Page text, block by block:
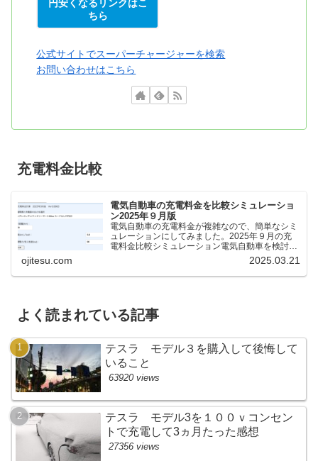
円安くなるリンクはこ
ちら
公式サイトでスーパーチャージャーを検索
お問い合わせはこちら
充電料金比較
電気自動車の充電料金を比較シミュレーショ
ン2025年９月版
電気自動車の充電料金が複雑なので、簡単なシミ
ュレーションにしてみました。2025年９月の充
電料金比較シミュレーション電気自動車を検討し
ているけれど、どの充電器が料金が安いのか、時
間がどれくらいかかるのかを比較したいが、よく
わからないと思いま...
ojitesu.com 2025.03.21
よく読まれている記事
テスラ モデル３を購入して後悔して
いること
63920 views
テスラ モデル3を１００ｖコンセン
トで充電して3ヵ月たった感想
27356 views